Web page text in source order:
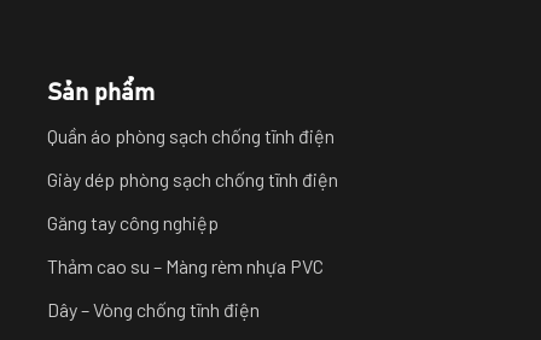
Sản phẩm
Quần áo phòng sạch chống tĩnh điện
Giày dép phòng sạch chống tĩnh điện
Găng tay công nghiệp
Thảm cao su – Màng rèm nhựa PVC
Dây – Vòng chống tĩnh điện